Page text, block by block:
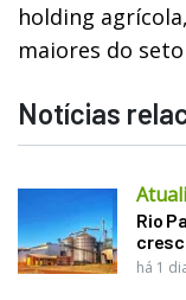
holding
maiores do
Notícias
Rio
há 1